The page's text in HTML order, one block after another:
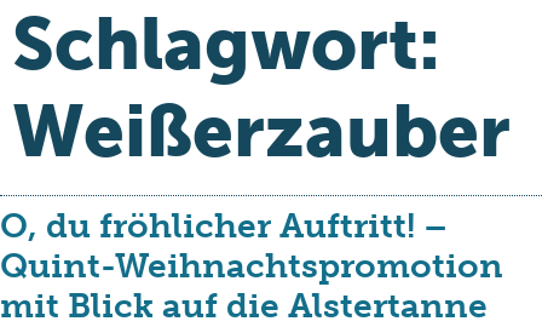
Schlagwort:
Weißerzauber
O, du fröhlicher Auftritt! –
Quint-Weihnachtspromotion
mit Blick auf die Alstertanne